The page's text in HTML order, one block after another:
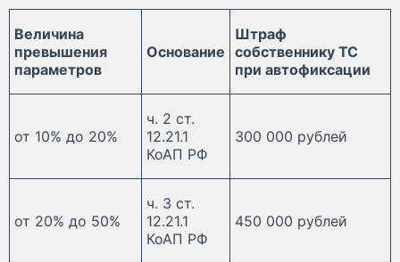
Величина
превышения
параметров
Основание
Штраф
собственнику ТС
при автофиксации
от 10% до 20%
ч. 2 ст.
12.21.1
КоАП РФ
300 000 рублей
от 20% до 50%
ч. 3 ст.
12.21.1
КоАП РФ
450 000 рублей